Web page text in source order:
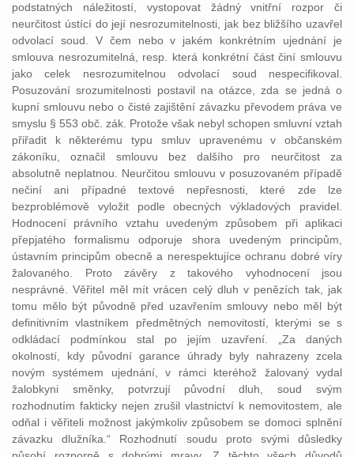
podstatných náležitostí, vystopovat žádný vnitřní rozpor či
neurčitost ústící do její nesrozumitelnosti, jak bez bližšího uzavřel
odvolací soud. V čem nebo v jakém konkrétním ujednání je
smlouva nesrozumitelná, resp. která konkrétní část činí smlouvu
jako celek nesrozumitelnou odvolací soud nespecifikoval.
Posuzování srozumitelnosti postavil na otázce, zda se jedná o
kupní smlouvu nebo o čisté zajištění závazku převodem práva ve
smyslu § 553 obč. zák. Protože však nebyl schopen smluvní vztah
přiřadit k některému typu smluv upravenému v občanském
zákoníku, označil smlouvu bez dalšího pro neurčitost za
absolutně neplatnou. Neurčitou smlouvu v posuzovaném případě
nečiní ani případné textové nepřesnosti, které zde lze
bezproblémově vyložit podle obecných výkladových pravidel.
Hodnocení právního vztahu uvedeným způsobem při aplikaci
přepjatého formalismu odporuje shora uvedeným principům,
ústavním principům obecně a nerespektujíce ochranu dobré víry
žalovaného. Proto závěry z takového vyhodnocení jsou
nesprávné. Věřitel měl mít vrácen celý dluh v penězích tak, jak
tomu mělo být původně před uzavřením smlouvy nebo měl být
definitivním vlastníkem předmětných nemovitostí, kterými se s
odkládací podmínkou stal po jejím uzavření. „Za daných
okolností, kdy původní garance úhrady byly nahrazeny zcela
novým systémem ujednání, v rámci kteréhož žalovaný vydal
žalobkyni směnky, potvrzují původní dluh, soud svým
rozhodnutím fakticky nejen zrušil vlastnictví k nemovitostem, ale
odňal i věřiteli možnost jakýmkoliv způsobem se domoci splnění
závazku dlužníka.“ Rozhodnutí soudu proto svými důsledky